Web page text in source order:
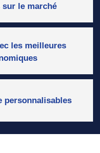
sur le marché
les meilleures
personnalisables